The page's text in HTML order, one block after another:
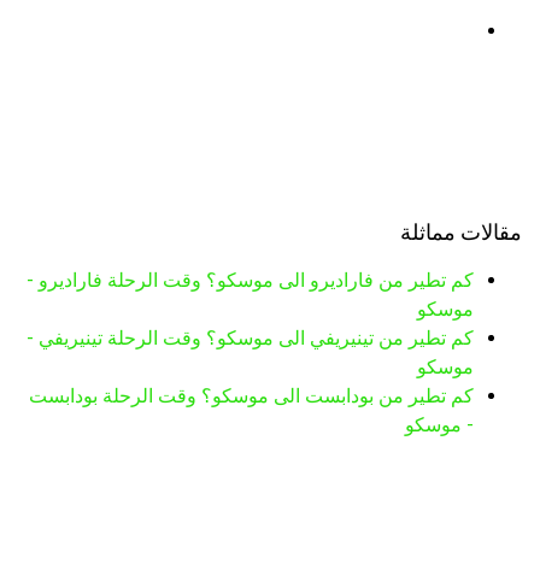
مقالات مماثلة
كم تطير من فاراديرو الى موسكو؟ وقت الرحلة فاراديرو -
موسكو
كم تطير من تينيريفي الى موسكو؟ وقت الرحلة تينيريفي -
موسكو
كم تطير من بودابست الى موسكو؟ وقت الرحلة بودابست
- موسكو